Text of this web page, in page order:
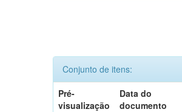
Conjunto de itens:
Pré-
visualização
Data do
documento